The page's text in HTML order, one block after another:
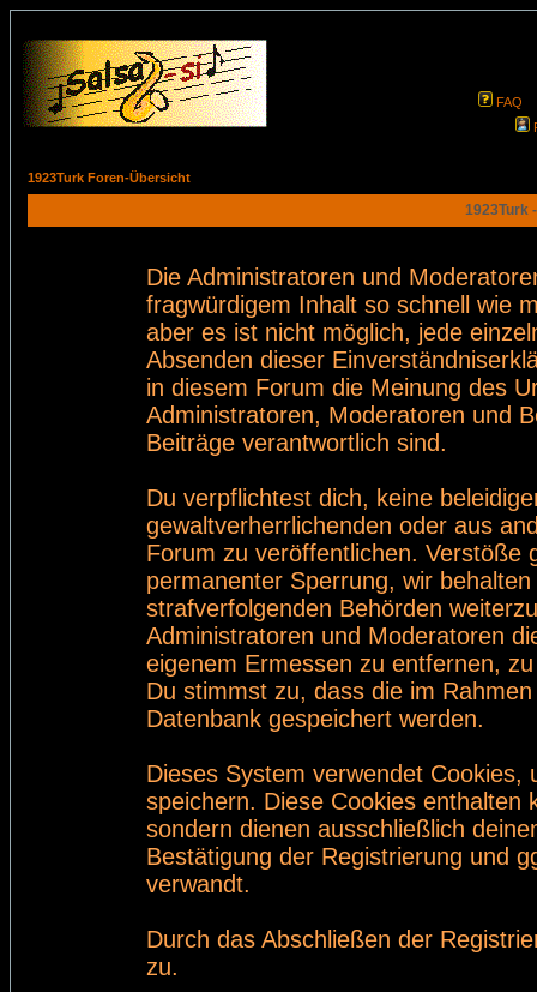
FAQ
1923Turk Foren-Übersicht
1923Turk
Die Administratoren und
fragwürdigem Inhalt so schnell wie
aber es ist nicht möglich, jede
Absenden dieser
in diesem Forum die Meinung des
Administratoren, Moderatoren und
Beiträge verantwortlich sind.
Du verpflichtest dich, keine
gewaltverherrlichenden oder aus
Forum zu veröffentlichen. Verstöße
permanenter Sperrung, wir
strafverfolgenden Behörden
Administratoren und Moderatoren
eigenem Ermessen zu entfernen,
Du stimmst zu, dass die im
Datenbank gespeichert werden.
Dieses System verwendet
speichern. Diese Cookies enthalten
sondern dienen ausschließlich
Bestätigung der Registrierung und
verwandt.
Durch das Abschließen der
zu.